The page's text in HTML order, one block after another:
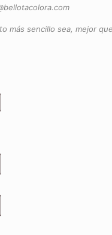
más sencillo sea, mejor